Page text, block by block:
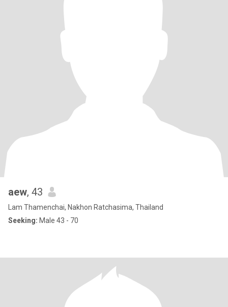
aew, 43
Lam Thamenchai, Nakhon Ratchasima, Thailand
Seeking: Male 43 - 70